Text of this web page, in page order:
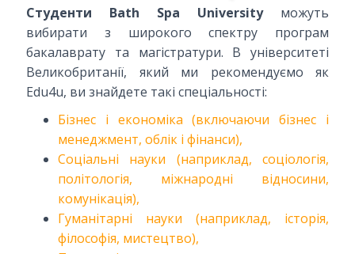
Студенти Bath Spa Universityможуть
вибирати з широкого спектру програм
бакалаврату та магістратури. В університеті
Великобританії, який ми рекомендуємо як
Edu4u, ви знайдете такі спеціальності:
Бізнес і економіка (включаючи бізнес і
менеджмент, облік і фінанси),
Соціальні науки (наприклад, соціологія,
політологія, міжнародні відносини,
комунікація),
Гуманітарні науки (наприклад, історія,
філософія, мистецтво),